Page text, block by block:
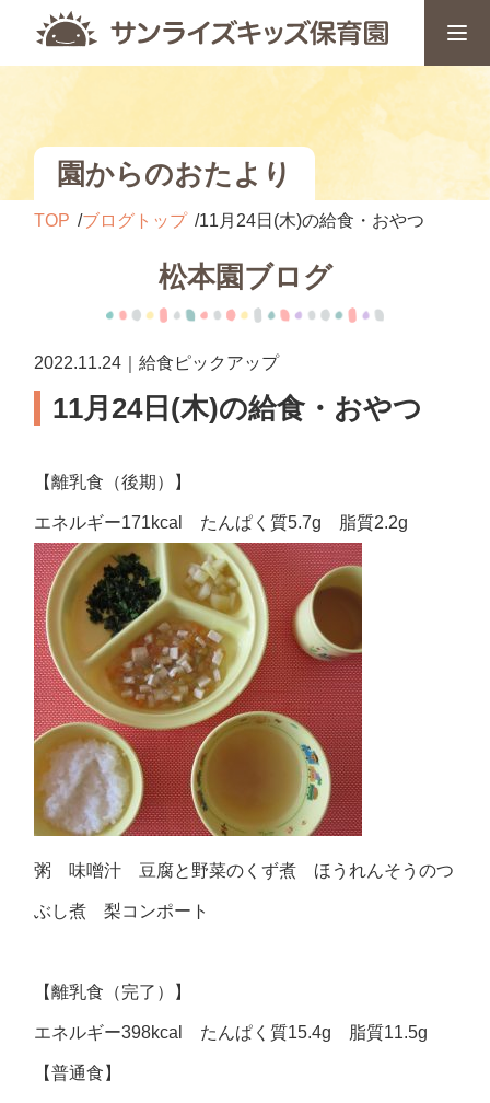
園からのおたより
TOP ブログトップ 11月24日(木)の給食・おやつ
松本園ブログ
2022.11.24｜給食ピックアップ
11月24日(木)の給食・おやつ
【離乳食（後期）】
エネルギー171kcal たんぱく質5.7g 脂質2.2g
粥 味噌汁 豆腐と野菜のくず煮 ほうれんそうのつ
ぶし煮 梨コンポート
【離乳食（完了）】
エネルギー398kcal たんぱく質15.4g 脂質11.5g
【普通食】